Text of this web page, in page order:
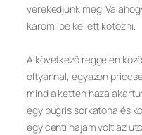
verekedjünk meg.
karom, be kellett kötözni.
A következő reggelen
oltyánnal, egyazon
mind a ketten haza
egy bugris sorkatona és
egy centi hajam volt az